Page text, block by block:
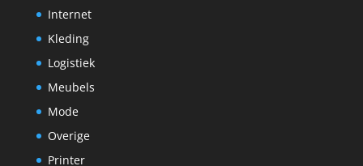
Internet
Kleding
Logistiek
Meubels
Mode
Overige
Printer